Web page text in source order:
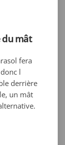
du mât
fera
l
derrière
un mât